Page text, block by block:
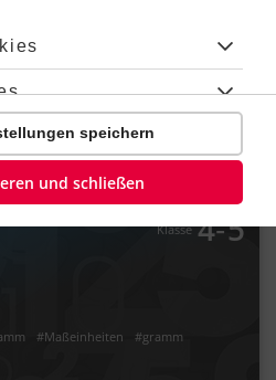
Jetzt lernen
Klasse 4‐5
#Maßeinheiten
#gramm
Cookiesspeichern
und schließen